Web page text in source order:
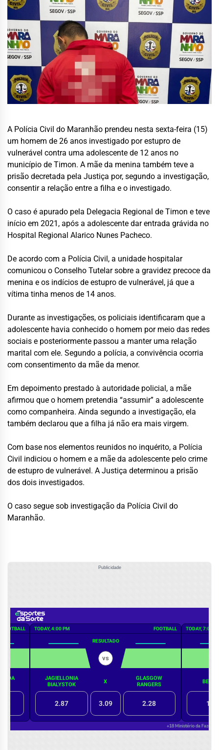
A Polícia Civil do Maranhão prendeu nesta sexta-feira (15)
um homem de 26 anos investigado por estupro de
vulnerável contra uma adolescente de 12 anos no
município de Timon. A mãe da menina também teve a
prisão decretada pela Justiça por, segundo a investigação,
consentir a relação entre a filha e o investigado.
O caso é apurado pela Delegacia Regional de Timon e teve
início em 2021, após a adolescente dar entrada grávida no
Hospital Regional Alarico Nunes Pacheco.
De acordo com a Polícia Civil, a unidade hospitalar
comunicou o Conselho Tutelar sobre a gravidez precoce da
menina e os indícios de estupro de vulnerável, já que a
vítima tinha menos de 14 anos.
Durante as investigações, os policiais identificaram que a
adolescente havia conhecido o homem por meio das redes
sociais e posteriormente passou a manter uma relação
marital com ele. Segundo a polícia, a convivência ocorria
com consentimento da mãe da menor.
Em depoimento prestado à autoridade policial, a mãe
afirmou que o homem pretendia “assumir” a adolescente
como companheira. Ainda segundo a investigação, ela
também declarou que a filha já não era mais virgem.
Com base nos elementos reunidos no inquérito, a Polícia
Civil indiciou o homem e a mãe da adolescente pelo crime
de estupro de vulnerável. A Justiça determinou a prisão
dos dois investigados.
O caso segue sob investigação da Polícia Civil do
Maranhão.
Publicidade